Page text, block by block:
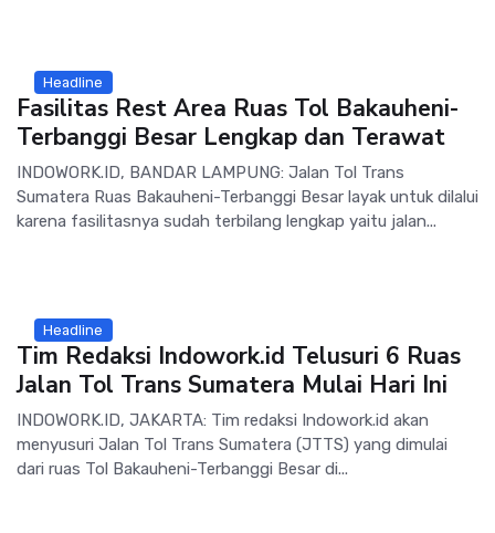
Headline
Fasilitas Rest Area Ruas Tol Bakauheni-
Terbanggi Besar Lengkap dan Terawat
INDOWORK.ID, BANDAR LAMPUNG: Jalan Tol Trans
Sumatera Ruas Bakauheni-Terbanggi Besar layak untuk dilalui
karena fasilitasnya sudah terbilang lengkap yaitu jalan...
Headline
Tim Redaksi Indowork.id Telusuri 6 Ruas
Jalan Tol Trans Sumatera Mulai Hari Ini
INDOWORK.ID, JAKARTA: Tim redaksi Indowork.id akan
menyusuri Jalan Tol Trans Sumatera (JTTS) yang dimulai
dari ruas Tol Bakauheni-Terbanggi Besar di...